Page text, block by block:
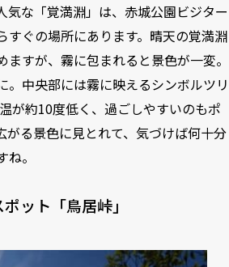
な「覚満淵」は、 赤城公園ビジター
すぐの場所にあります。晴天の覚満淵
すが、霧に包まれると景色が一変。
。中央部には霧に映えるシンボルツリ
が約10度低く、過ごしやすいのもポ
がる景色に見とれて、気づけば何十分
。
ット「鳥居峠」